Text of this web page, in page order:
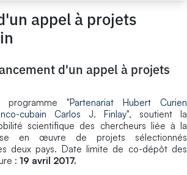
appel à projets
d'un appel à projets
programme "Partenariat Hubert Curien
cubain Carlos J. Finlay", soutient la
scientifique des chercheurs liée à la
en œuvre de projets sélectionnés
deux pays. Date limite de co-dépôt des
: 19 avril 2017.